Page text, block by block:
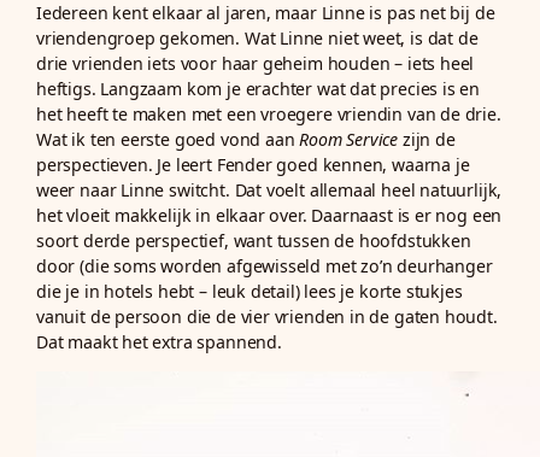
Iedereen kent elkaar al jaren, maar Linne is pas net bij de
vriendengroep gekomen. Wat Linne niet weet, is dat de
drie vrienden iets voor haar geheim houden – iets heel
heftigs. Langzaam kom je erachter wat dat precies is en
het heeft te maken met een vroegere vriendin van de drie.
Wat ik ten eerste goed vond aanRoom Service zijn de
perspectieven. Je leert Fender goed kennen, waarna je
weer naar Linne switcht. Dat voelt allemaal heel natuurlijk,
het vloeit makkelijk in elkaar over. Daarnaast is er nog een
soort derde perspectief, want tussen de hoofdstukken
door (die soms worden afgewisseld met zo’n deurhanger
die je in hotels hebt – leuk detail) lees je korte stukjes
vanuit de persoon die de vier vrienden in de gaten houdt.
Dat maakt het extra spannend.